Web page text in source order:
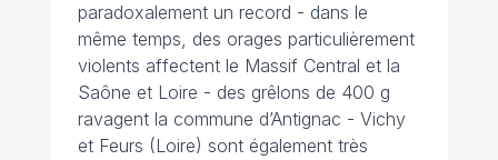
paradoxalement un record - dans le
même temps, des orages particulièrement
violents affectent le Massif Central et la
Saône et Loire - des grêlons de 400 g
ravagent la commune d’Antignac - Vichy
et Feurs (Loire) sont également très